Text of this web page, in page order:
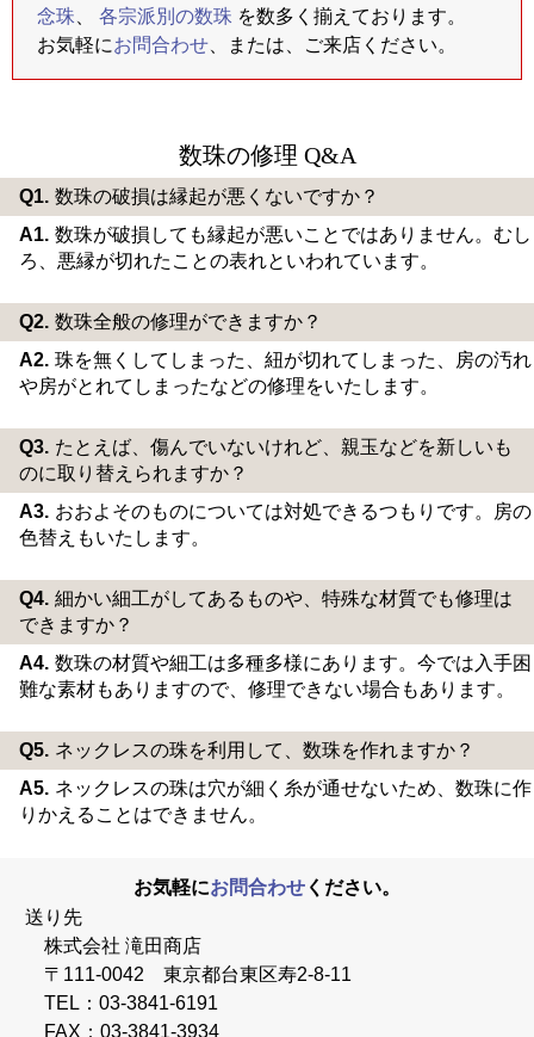
念珠
各宗派別の数珠 を数多く揃えております。
お気軽にお問合わせ 、または、ご来店ください。
数珠の修理 Q&A
Q1. 数珠の破損は縁起が悪くないですか？
A1. 数珠が破損しても縁起が悪いことではありません。むし
ろ、悪縁が切れたことの表れといわれています。
Q2. 数珠全般の修理ができますか？
A2. 珠を無くしてしまった、紐が切れてしまった、房の汚れ
や房がとれてしまったなどの修理をいたします。
Q3. たとえば、傷んでいないけれど、親玉などを新しいも
のに取り替えられますか？
A3. おおよそのものについては対処できるつもりです。房の
色替えもいたします。
Q4. 細かい細工がしてあるものや、特殊な材質でも修理は
できますか？
A4. 数珠の材質や細工は多種多様にあります。今では入手困
難な素材もありますので、修理できない場合もあります。
Q5. ネックレスの珠を利用して、数珠を作れますか？
A5. ネックレスの珠は穴が細く糸が通せないため、数珠に作
りかえることはできません。
お気軽にお問合わせ ください。
送り先
株式会社 滝田商店
〒111-0042 東京都台東区寿2-8-11
TEL：03-3841-6191
FAX：03-3841-3934